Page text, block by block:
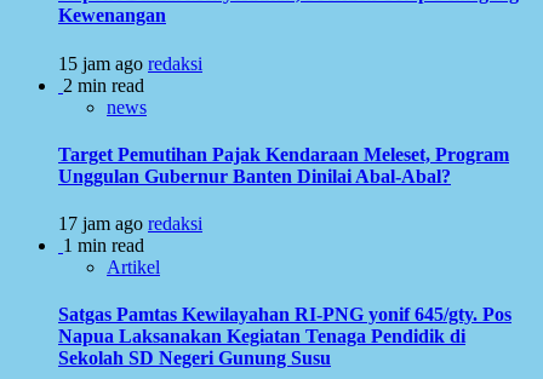
Kewenangan
15 jam ago redaksi
2 min read
news
Target Pemutihan Pajak Kendaraan Meleset, Program
Unggulan Gubernur Banten Dinilai Abal-Abal?
17 jam ago redaksi
1 min read
Artikel
Satgas Pamtas Kewilayahan RI-PNG yonif 645/gty. Pos
Napua Laksanakan Kegiatan Tenaga Pendidik di
Sekolah SD Negeri Gunung Susu